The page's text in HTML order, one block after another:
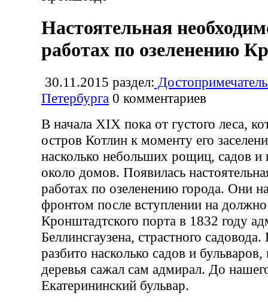
Настоятельная
работах по озеленению
30.11.2015 раздел:
Петербурга 0 комментариев
В начала XIX пока от густого леса,
остров Котлин к моменту его
насколько небольших рощиц, садов и
около домов. Появилась
работах по озеленению города. Они
фронтом после вступлении на
Кронштадтского порта в 1832 году
Беллинсгаузена, страстного
разбито насколько садов и
деревья сажал сам адмирал. До
Екатерининский бульвар.